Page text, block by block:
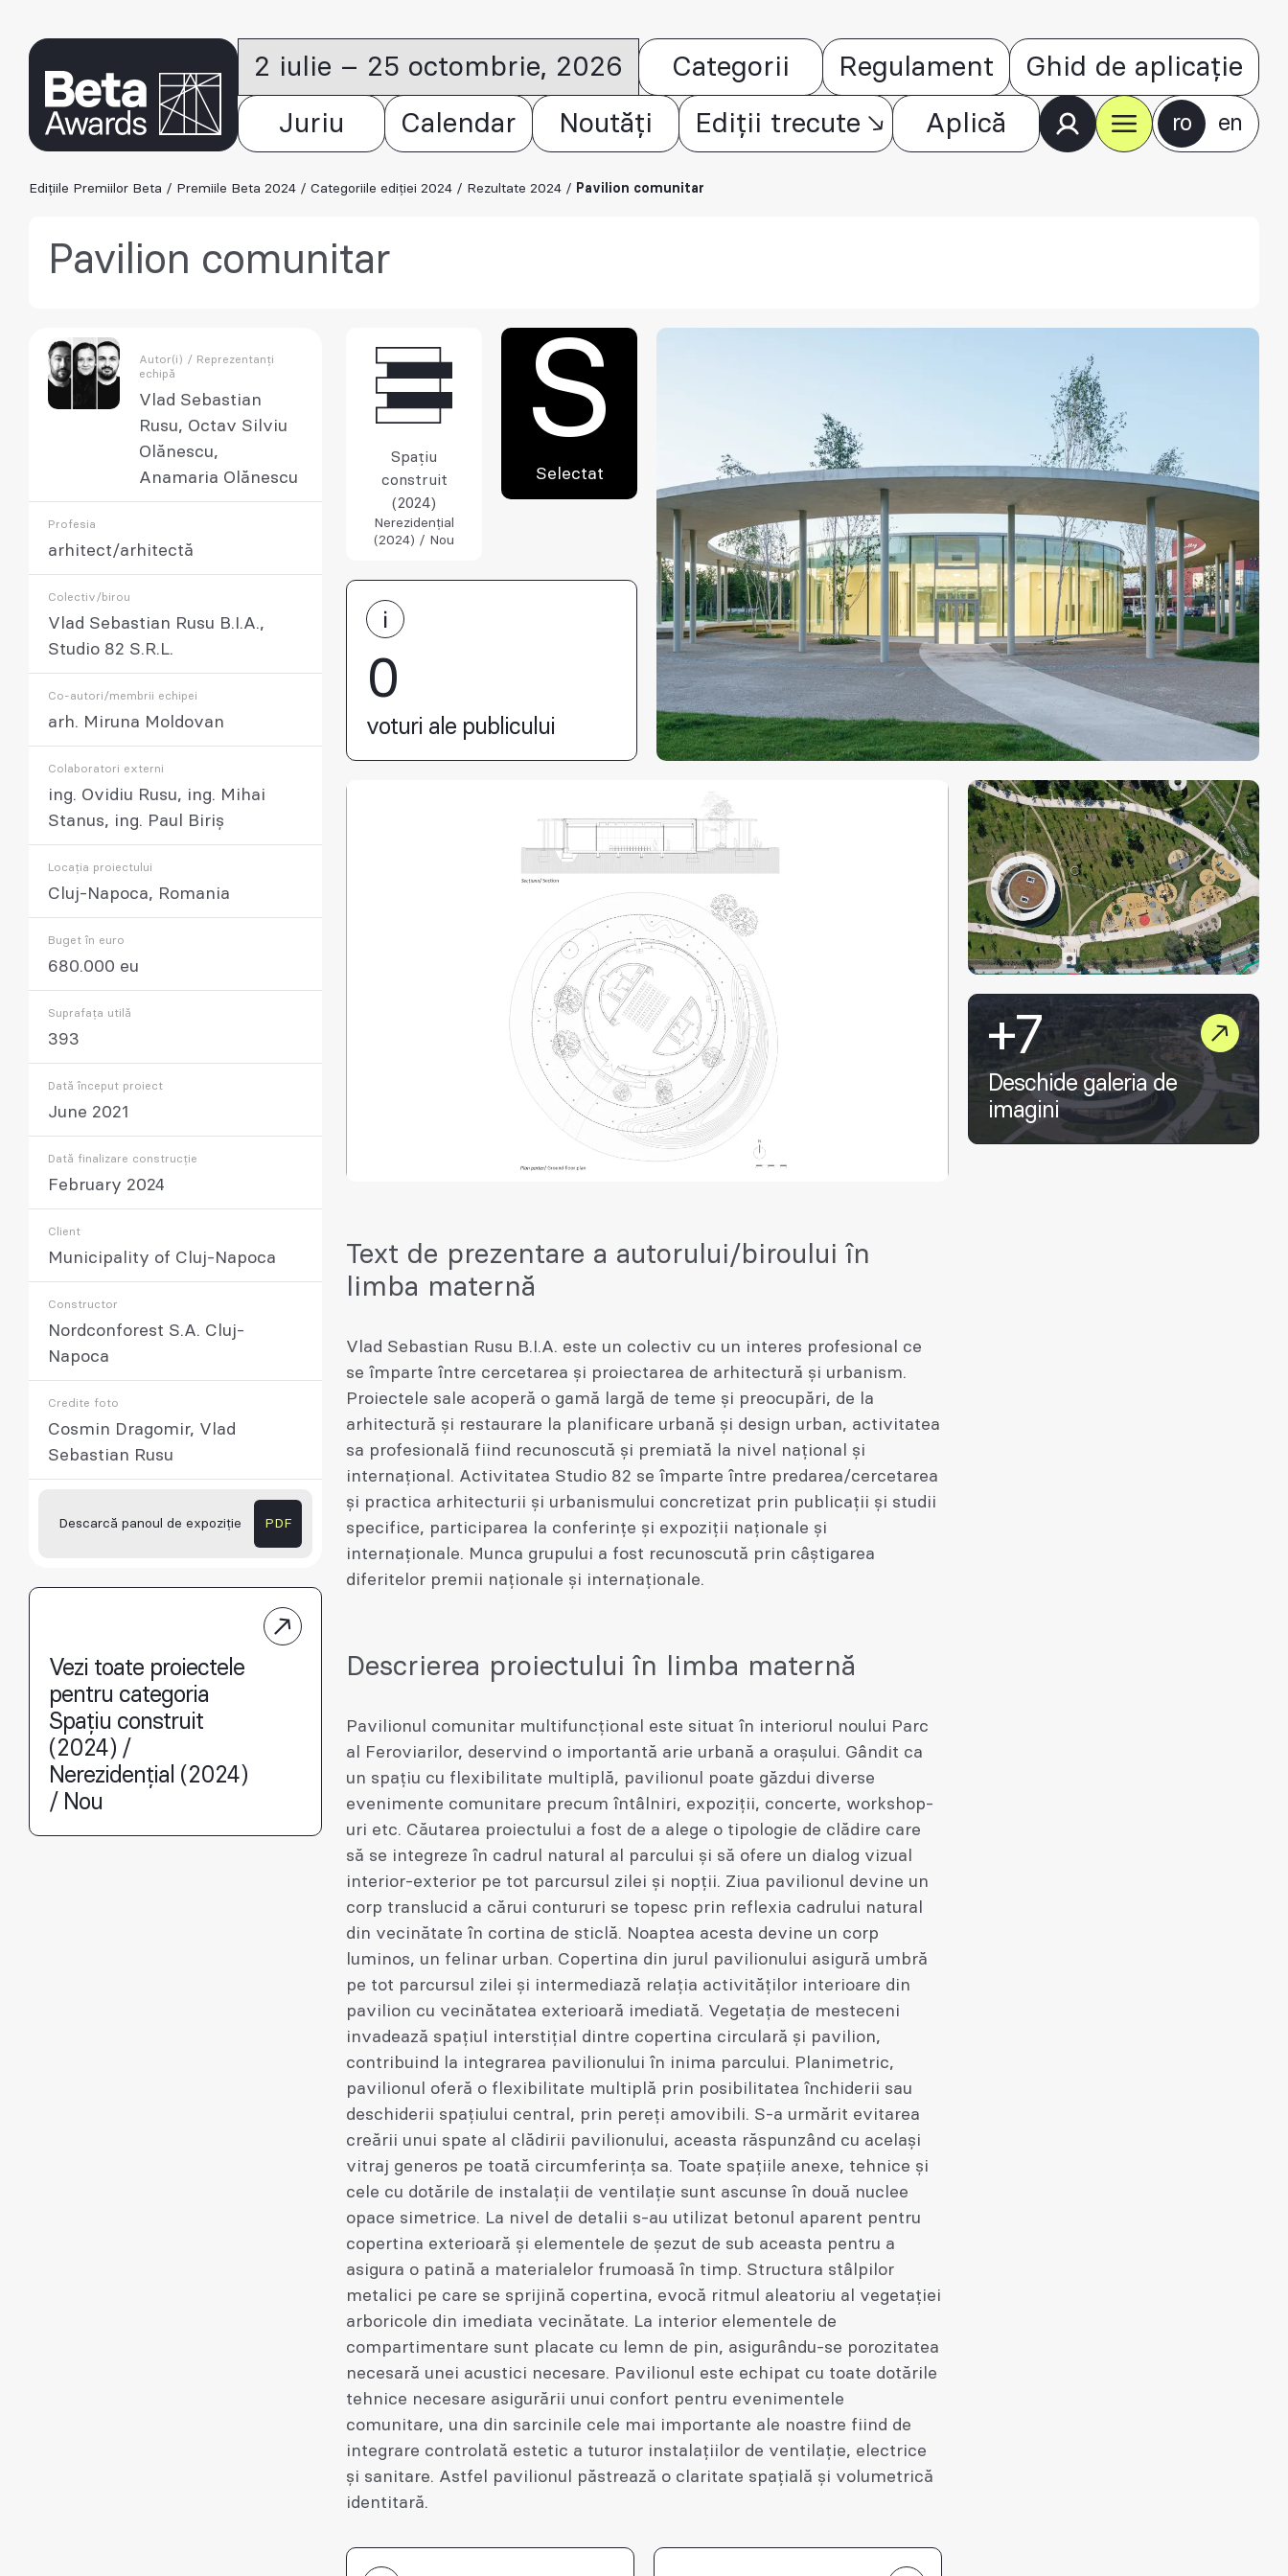
2 iulie – 25 octombrie, 2026 Categorii Regulament Ghid de aplicație
Juriu Calendar Noutăți Ediții trecute Aplică ro en
Edițiile Premiilor Beta / Premiile Beta 2024 / Categoriile ediției 2024 / Rezultate 2024 / Pavilion comunitar
Pavilion comunitar
Autor(i) / Reprezentanți
echipă
Vlad Sebastian
Rusu, Octav Silviu
Olănescu,
Anamaria Olănescu
Profesia
arhitect/arhitectă
Colectiv/birou
Vlad Sebastian Rusu B.I.A.,
Studio 82 S.R.L.
Co-autori/membrii echipei
arh. Miruna Moldovan
Colaboratori externi
ing. Ovidiu Rusu, ing. Mihai
Stanus, ing. Paul Biriș
Locația proiectului
Cluj-Napoca, Romania
Buget în euro
680.000 eu
Suprafața utilă
393
Dată început proiect
June 2021
Dată finalizare construcție
February 2024
Client
Municipality of Cluj-Napoca
Constructor
Nordconforest S.A. Cluj-
Napoca
Credite foto
Cosmin Dragomir, Vlad
Sebastian Rusu
Descarcă panoul de expoziție PDF
Vezi toate proiectele
pentru categoria
Spațiu construit
(2024) /
Nerezidențial (2024)
/ Nou
Spațiu
construit
(2024)
Nerezidențial
(2024) / Nou
S
Selectat
0
voturi ale publicului
+7
Deschide galeria de
imagini
Text de prezentare a autorului/biroului în
limba maternă
Vlad Sebastian Rusu B.I.A. este un colectiv cu un interes profesional ce
se împarte între cercetarea și proiectarea de arhitectură și urbanism.
Proiectele sale acoperă o gamă largă de teme și preocupări, de la
arhitectură și restaurare la planificare urbană și design urban, activitatea
sa profesională fiind recunoscută și premiată la nivel național și
internațional. Activitatea Studio 82 se împarte între predarea/cercetarea
și practica arhitecturii și urbanismului concretizat prin publicații și studii
specifice, participarea la conferințe și expoziții naționale și
internaționale. Munca grupului a fost recunoscută prin câștigarea
diferitelor premii naționale și internaționale.
Descrierea proiectului în limba maternă
Pavilionul comunitar multifuncțional este situat în interiorul noului Parc
al Feroviarilor, deservind o importantă arie urbană a orașului. Gândit ca
un spațiu cu flexibilitate multiplă, pavilionul poate găzdui diverse
evenimente comunitare precum întâlniri, expoziții, concerte, workshop-
uri etc. Căutarea proiectului a fost de a alege o tipologie de clădire care
să se integreze în cadrul natural al parcului și să ofere un dialog vizual
interior-exterior pe tot parcursul zilei și nopții. Ziua pavilionul devine un
corp translucid a cărui contururi se topesc prin reflexia cadrului natural
din vecinătate în cortina de sticlă. Noaptea acesta devine un corp
luminos, un felinar urban. Copertina din jurul pavilionului asigură umbră
pe tot parcursul zilei și intermediază relația activităților interioare din
pavilion cu vecinătatea exterioară imediată. Vegetația de mesteceni
invadează spațiul interstițial dintre copertina circulară și pavilion,
contribuind la integrarea pavilionului în inima parcului. Planimetric,
pavilionul oferă o flexibilitate multiplă prin posibilitatea închiderii sau
deschiderii spațiului central, prin pereți amovibili. S-a urmărit evitarea
creării unui spate al clădirii pavilionului, aceasta răspunzând cu același
vitraj generos pe toată circumferința sa. Toate spațiile anexe, tehnice și
cele cu dotările de instalații de ventilație sunt ascunse în două nuclee
opace simetrice. La nivel de detalii s-au utilizat betonul aparent pentru
copertina exterioară și elementele de șezut de sub aceasta pentru a
asigura o patină a materialelor frumoasă în timp. Structura stâlpilor
metalici pe care se sprijină copertina, evocă ritmul aleatoriu al vegetației
arboricole din imediata vecinătate. La interior elementele de
compartimentare sunt placate cu lemn de pin, asigurându-se porozitatea
necesară unei acustici necesare. Pavilionul este echipat cu toate dotările
tehnice necesare asigurării unui confort pentru evenimentele
comunitare, una din sarcinile cele mai importante ale noastre fiind de
integrare controlată estetic a tuturor instalațiilor de ventilație, electrice
și sanitare. Astfel pavilionul păstrează o claritate spațială și volumetrică
identitară.